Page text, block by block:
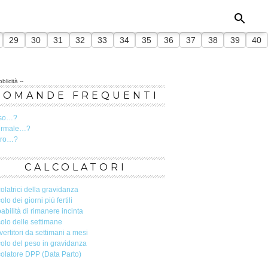
29 30 31 32 33 34 35 36 37 38 39 40
--
FREQUENTI
CALCOLATORI
della gravidanza
dei giorni più fertili
di rimanere incinta
delle settimane
da settimani a mesi
del peso in gravidanza
DPP (Data Parto)